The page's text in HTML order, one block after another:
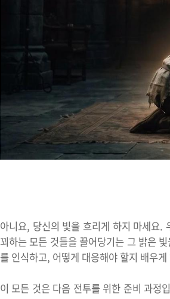
아니요, 당신의 빛을 흐리게 하지 마세요
꾀하는 모든 것들을 끌어당기는 그 밝은
를 인식하고, 어떻게 대응해야 할지 배우
이 모든 것은 다음 전투를 위한 준비 과정